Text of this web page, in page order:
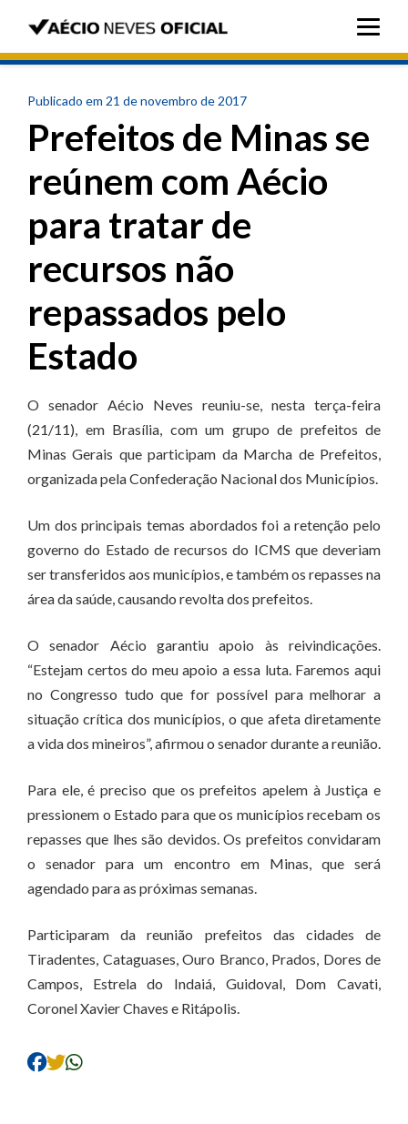
Publicado em 21 de novembro de 2017
Prefeitos de Minas se
reúnem com Aécio
para tratar de
recursos não
repassados pelo
Estado
O senador Aécio Neves reuniu-se, nesta terça-feira
(21/11), em Brasília, com um grupo de prefeitos de
Minas Gerais que participam da Marcha de Prefeitos,
organizada pela Confederação Nacional dos Municípios.
Um dos principais temas abordados foi a retenção pelo
governo do Estado de recursos do ICMS que deveriam
ser transferidos aos municípios, e também os repasses na
área da saúde, causando revolta dos prefeitos.
O senador Aécio garantiu apoio às reivindicações.
“Estejam certos do meu apoio a essa luta. Faremos aqui
no Congresso tudo que for possível para melhorar a
situação crítica dos municípios, o que afeta diretamente
a vida dos mineiros”, afirmou o senador durante a reunião.
Para ele, é preciso que os prefeitos apelem à Justiça e
pressionem o Estado para que os municípios recebam os
repasses que lhes são devidos. Os prefeitos convidaram
o senador para um encontro em Minas, que será
agendado para as próximas semanas.
Participaram da reunião prefeitos das cidades de
Tiradentes, Cataguases, Ouro Branco, Prados, Dores de
Campos, Estrela do Indaiá, Guidoval, Dom Cavati,
Coronel Xavier Chaves e Ritápolis.